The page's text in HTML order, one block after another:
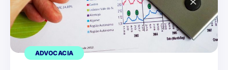
ADVOCACIA